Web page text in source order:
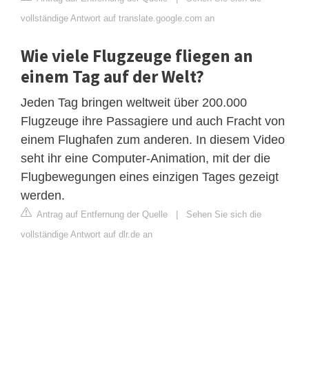
vollständige Antwort auf translate.google.com an
Wie viele Flugzeuge fliegen an
einem Tag auf der Welt?
Jeden Tag bringen weltweit über 200.000
Flugzeuge ihre Passagiere und auch Fracht von
einem Flughafen zum anderen. In diesem Video
seht ihr eine Computer-Animation, mit der die
Flugbewegungen eines einzigen Tages gezeigt
werden.
Antrag auf Entfernung der Quelle | Sehen Sie sich die
vollständige Antwort auf dlr.de an